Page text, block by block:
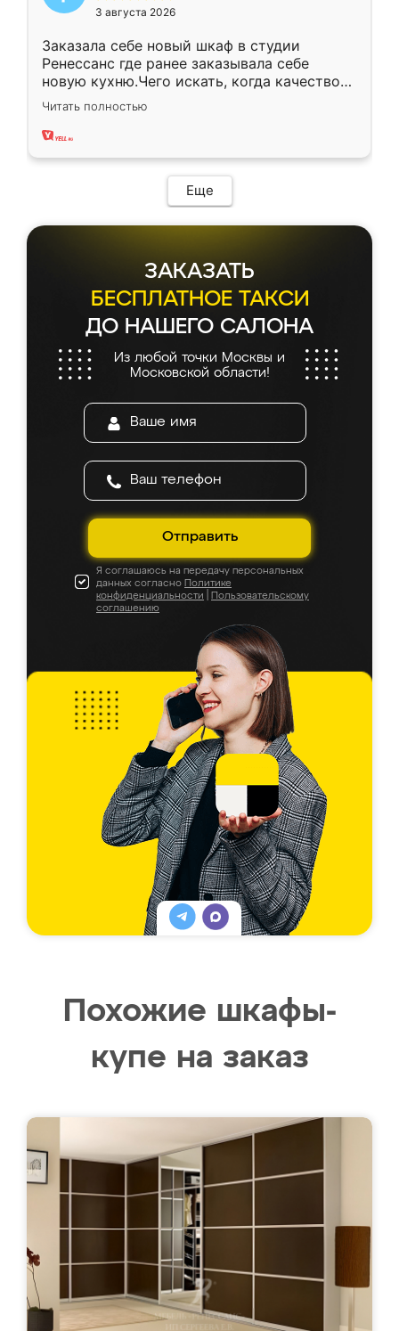
3 августа 2026
Заказала себе новый шкаф в студии
Ренессанс где ранее заказывала себе
новую кухню.Чего искать, когда качеством
вполне довольна. Служит кухня уже почти
два года, нареканий нет.
Читать полностью
Еще
ЗАКАЗАТЬ
БЕСПЛАТНОЕ ТАКСИ
ДО НАШЕГО САЛОНА
Из любой точки Москвы и
Московской области!
Отправить
Я соглашаюсь на передачу персональных
данных согласно Политике
конфиденциальности
Пользовательскому
соглашению
Похожие шкафы-
купе на заказ